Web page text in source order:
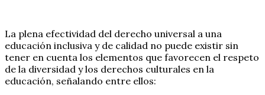
La plena efectividad del derecho universal a una
educación inclusiva y de calidad no puede existir sin
tener en cuenta los elementos que favorecen el respeto
de la diversidad y los derechos culturales en la
educación, señalando entre ellos: